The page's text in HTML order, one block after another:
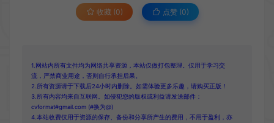
收藏 (0) 点赞 (0)
1.网站内所有文件均为网络共享资源，本站仅做打包整理。仅用于学习交
流，严禁商业用途，否则自行承担后果。
2.所有资源请于下载后24小时内删除。如需体验更多乐趣，请购买正版！
3.所有内容均来自互联网。如侵犯您的版权或利益请发送邮件：
cvformat#gmail.com (#换为@)
4.本站收费仅用于资源的保存、备份和分享所产生的费用，不用于盈利，亦